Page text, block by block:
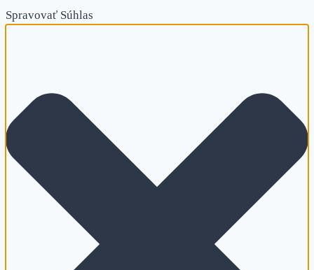
Spravovať Súhlas